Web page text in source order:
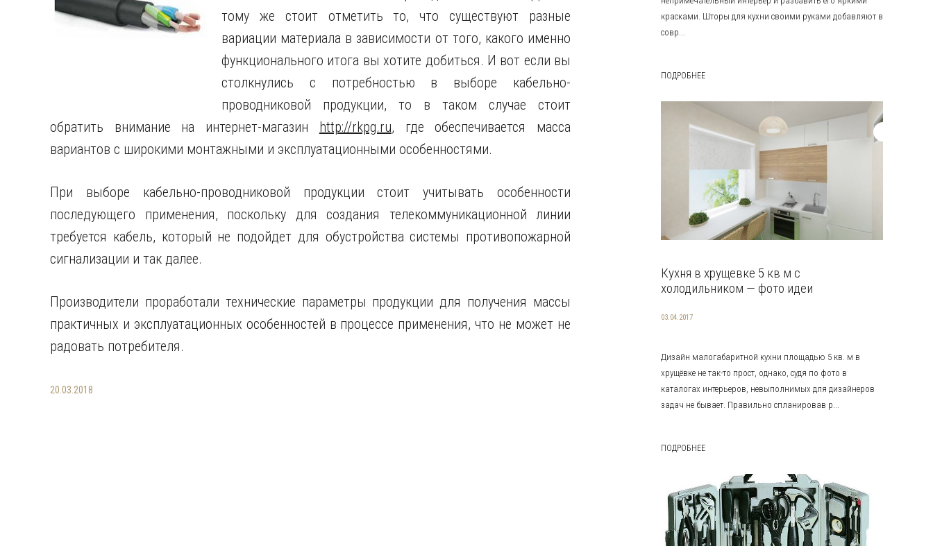
тому же стоит отметить то, что существуют разные
вариации материала в зависимости от того, какого именно
функционального итога вы хотите добиться. И вот если вы
столкнулись с потребностью в выборе кабельно-
проводниковой продукции, то в таком случае стоит
обратить внимание на интернет-магазин http://rkpg.ru, где обеспечивается масса
вариантов с широкими монтажными и эксплуатационными особенностями.
При выборе кабельно-проводниковой продукции стоит учитывать особенности
последующего применения, поскольку для создания телекоммуникационной линии
требуется кабель, который не подойдет для обустройства системы противопожарной
сигнализации и так далее.
Производители проработали технические параметры продукции для получения массы
практичных и эксплуатационных особенностей в процессе применения, что не может не
радовать потребителя.
20.03.2018
красками. Шторы для кухни своими руками добавляют в
совр...
ПОДРОБНЕЕ
Кухня в хрущевке 5 кв м с
холодильником — фото идеи
03.04.2017
Дизайн малогабаритной кухни площадью 5 кв. м в
хрущёвке не так-то прост, однако, судя по фото в
каталогах интерьеров, невыполнимых для дизайнеров
задач не бывает. Правильно спланировав р...
ПОДРОБНЕЕ